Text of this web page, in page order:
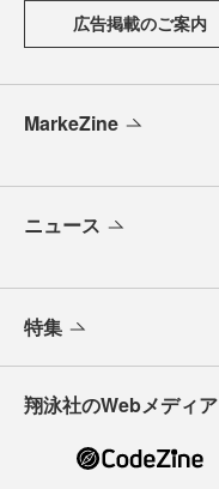
広告掲載のご案内
MarkeZine
ニュース
特集
翔泳社のWebメディア